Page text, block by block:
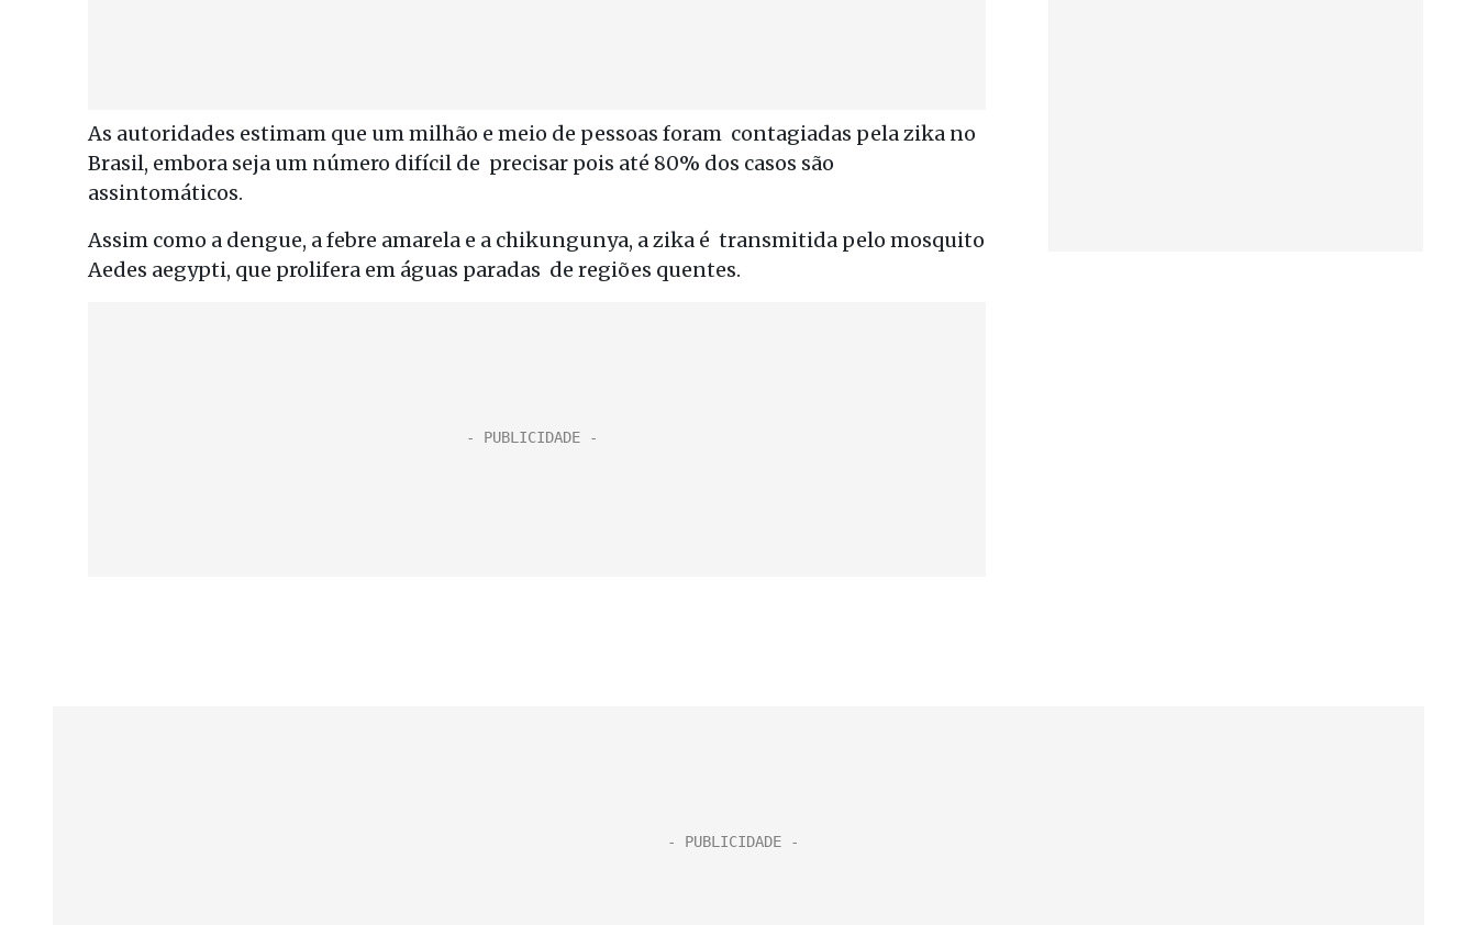
As autoridades estimam que um milhão e meio de pessoas foram contagiadas pela zika no
Brasil, embora seja um número difícil de precisar pois até 80% dos casos são
assintomáticos.
Assim como a dengue, a febre amarela e a chikungunya, a zika é transmitida pelo mosquito
Aedes aegypti, que prolifera em águas paradas de regiões quentes.